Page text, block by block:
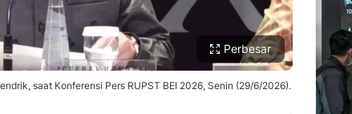
Perbesar
saat Konferensi Pers RUPST BEI 2026, Senin (29/6/2026).